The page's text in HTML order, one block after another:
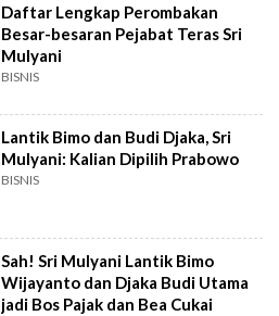
Daftar Lengkap Perombakan
Besar-besaran Pejabat Teras Sri
Mulyani
BISNIS
Lantik Bimo dan Budi Djaka, Sri
Mulyani: Kalian Dipilih Prabowo
BISNIS
Sah! Sri Mulyani Lantik Bimo
Wijayanto dan Djaka Budi Utama
jadi Bos Pajak dan Bea Cukai